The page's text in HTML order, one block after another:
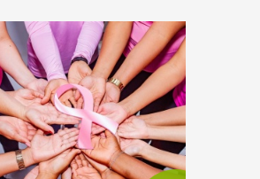
érjük el céljainkat. A tetteink
mutatják meg a képességeinket.
A Testszervizzel könnyebb!